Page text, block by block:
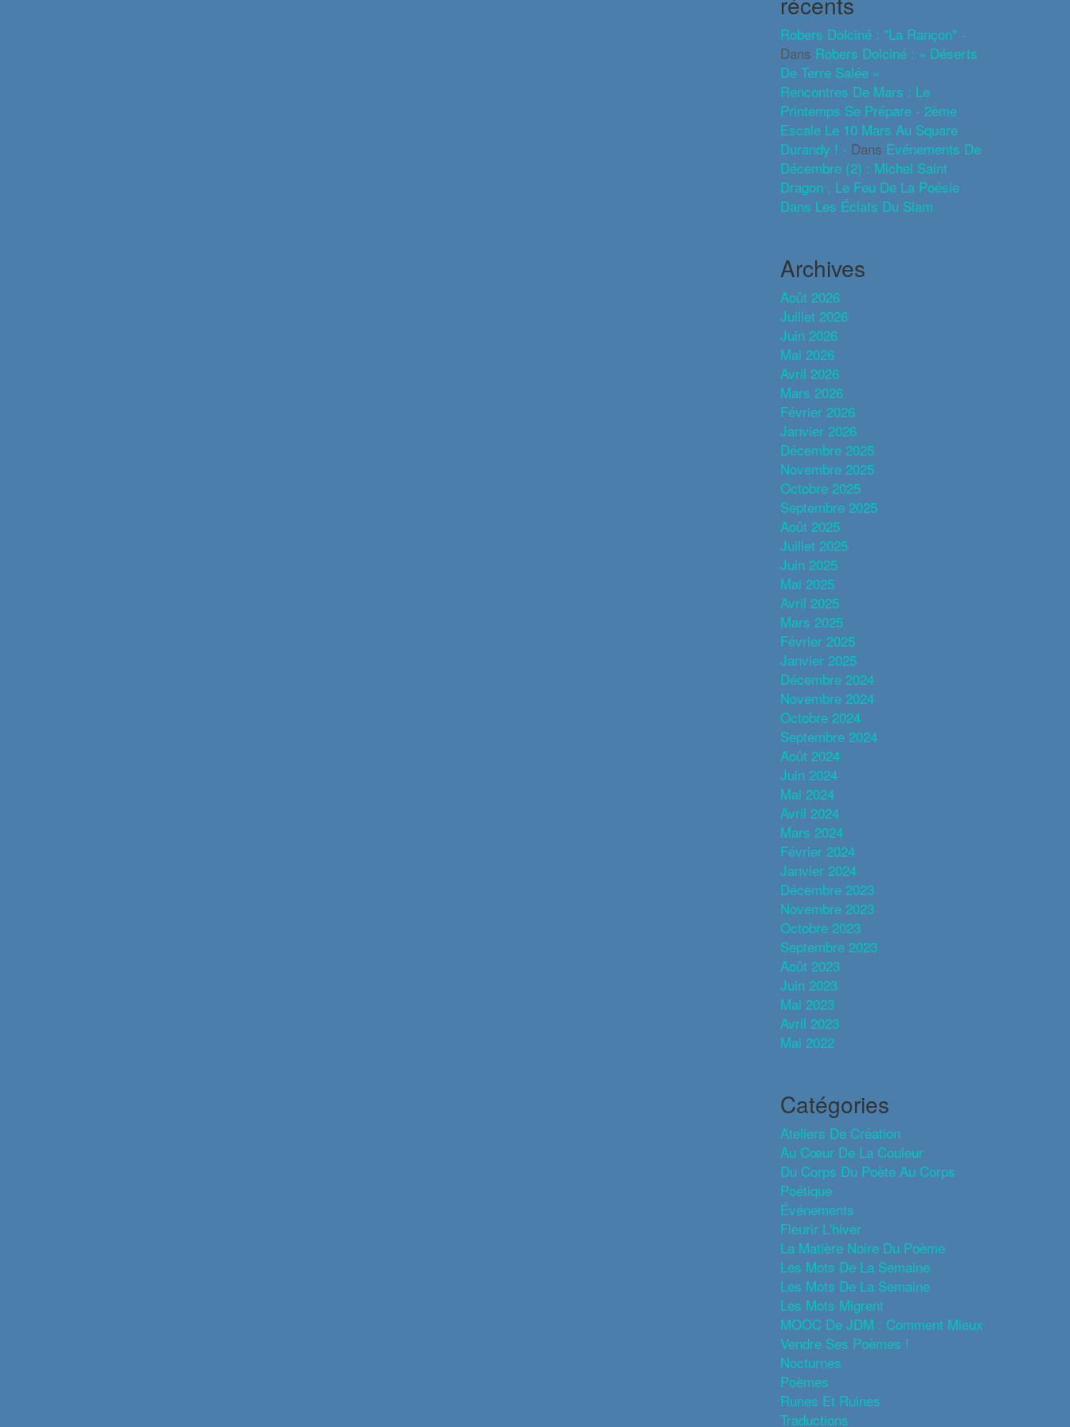
Robers Dolciné : "La Rançon" -
Dans Robers Dolciné : « Déserts
De Terre Salée »
Rencontres De Mars : Le
Printemps Se Prépare - 2ème
Escale Le 10 Mars Au Square
Durandy ! - Dans Evénements De
Décembre (2) : Michel Saint
Dragon , Le Feu De La Poésie
Dans Les Éclats Du Slam
Archives
Août 2026
Juillet 2026
Juin 2026
Mai 2026
Avril 2026
Mars 2026
Février 2026
Janvier 2026
Décembre 2025
Novembre 2025
Octobre 2025
Septembre 2025
Août 2025
Juillet 2025
Juin 2025
Mai 2025
Avril 2025
Mars 2025
Février 2025
Janvier 2025
Décembre 2024
Novembre 2024
Octobre 2024
Septembre 2024
Août 2024
Juin 2024
Mai 2024
Avril 2024
Mars 2024
Février 2024
Janvier 2024
Décembre 2023
Novembre 2023
Octobre 2023
Septembre 2023
Août 2023
Juin 2023
Mai 2023
Avril 2023
Mai 2022
Catégories
Ateliers De Création
Au Cœur De La Couleur
Du Corps Du Poète Au Corps
Poétique
Événements
Fleurir L'hiver
La Matière Noire Du Poème
Les Mots De La Semaine
Les Mots De La Semaine
Les Mots Migrent
MOOC De JDM : Comment Mieux
Vendre Ses Poèmes !
Nocturnes
Poèmes
Runes Et Ruines
Traductions